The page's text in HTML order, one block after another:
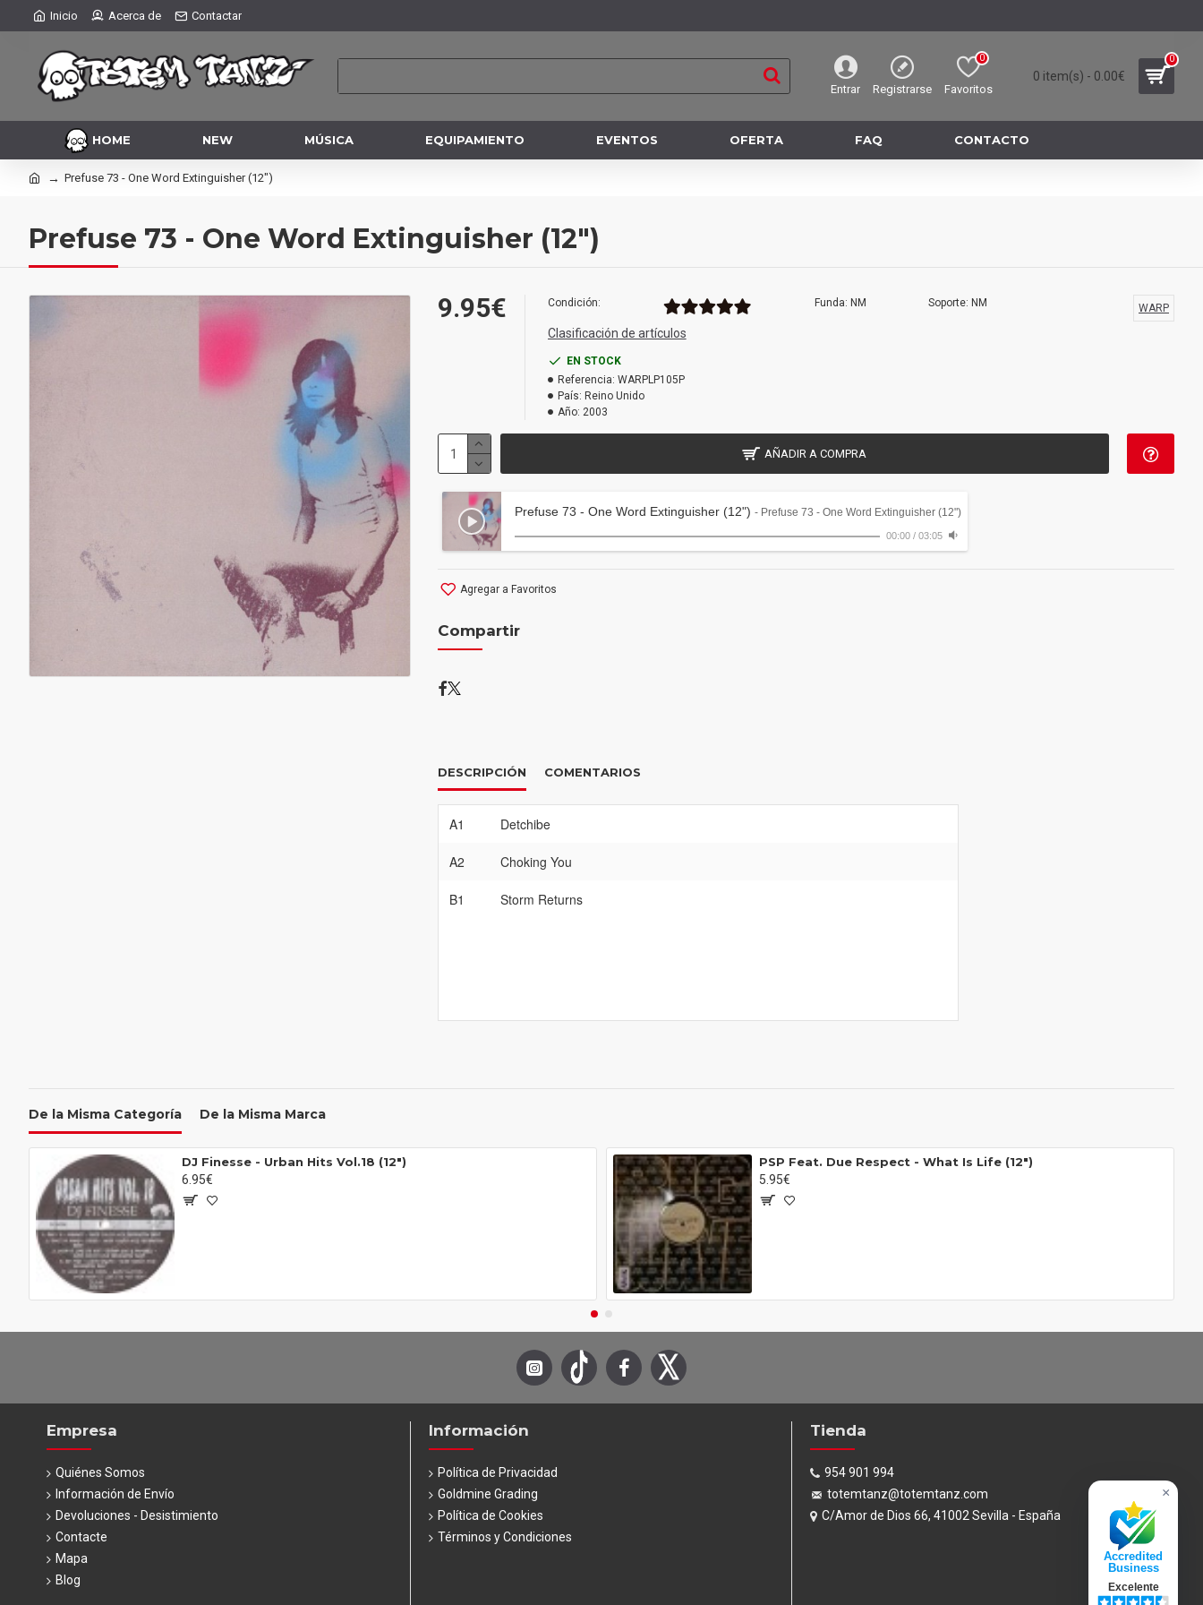
Inicio Acerca de Contactar
Entrar Registrarse Favoritos
0
0 item(s) - 0.00€
0
HOME NEW MÚSICA EQUIPAMIENTO EVENTOS OFERTA FAQ CONTACTO
Prefuse 73 - One Word Extinguisher (12")
Prefuse 73 - One Word Extinguisher (12")
9.95€ Condición: Funda: NM Soporte: NM
Clasificación de artículos
EN STOCK
Referencia: WARPLP105P
País: Reino Unido
Año: 2003
WARP
AÑADIR A COMPRA
Prefuse 73 - One Word Extinguisher (12") - Prefuse 73 - One Word Extinguisher (12")
00:00/ 03:05
Agregar a Favoritos
Compartir
DESCRIPCIÓN COMENTARIOS
A1 Detchibe
A2 Choking You
B1 Storm Returns
De la Misma Categoría De la Misma Marca
DJ Finesse - Urban Hits Vol.18 (12")
6.95€
PSP Feat. Due Respect - What Is Life (12")
5.95€
Empresa
Quiénes Somos
Información de Envío
Devoluciones - Desistimiento
Contacte
Mapa
Blog
Información
Política de Privacidad
Goldmine Grading
Política de Cookies
Términos y Condiciones
Tienda
954 901 994
totemtanz@totemtanz.com
C/Amor de Dios 66, 41002 Sevilla - España
×
Accredited
Business
Excelente